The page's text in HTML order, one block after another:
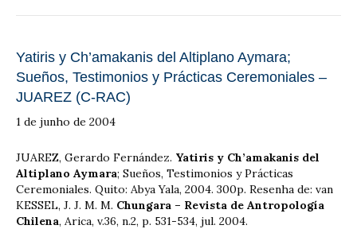
Yatiris y Ch’amakanis del Altiplano Aymara;
Sueños, Testimonios y Prácticas Ceremoniales –
JUAREZ (C-RAC)
1 de junho de 2004
JUAREZ, Gerardo Fernández. Yatiris y Ch’amakanis del
Altiplano Aymara; Sueños, Testimonios y Prácticas
Ceremoniales. Quito: Abya Yala, 2004. 300p. Resenha de: van
KESSEL, J. J. M. M. Chungara – Revista de Antropología
Chilena, Arica, v.36, n.2, p. 531-534, jul. 2004.